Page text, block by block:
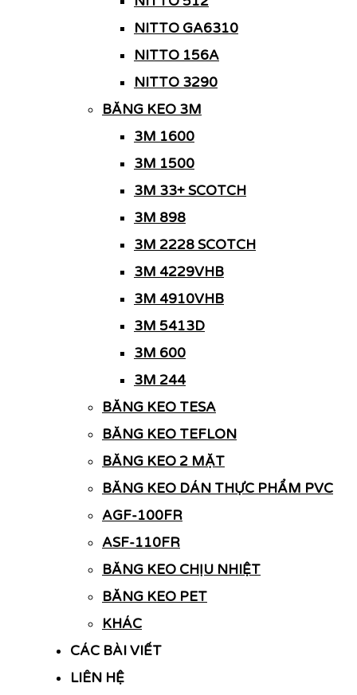
NITTO GA6310
NITTO 156A
NITTO 3290
BĂNG KEO 3M
3M 1600
3M 1500
3M 33+ SCOTCH
3M 898
3M 2228 SCOTCH
3M 4229VHB
3M 4910VHB
3M 5413D
3M 600
3M 244
BĂNG KEO TESA
BĂNG KEO TEFLON
BĂNG KEO 2 MẶT
BĂNG KEO DÁN THỰC PHẨM PVC
AGF-100FR
ASF-110FR
BĂNG KEO CHỊU NHIỆT
BĂNG KEO PET
KHÁC
CÁC BÀI VIẾT
LIÊN HỆ